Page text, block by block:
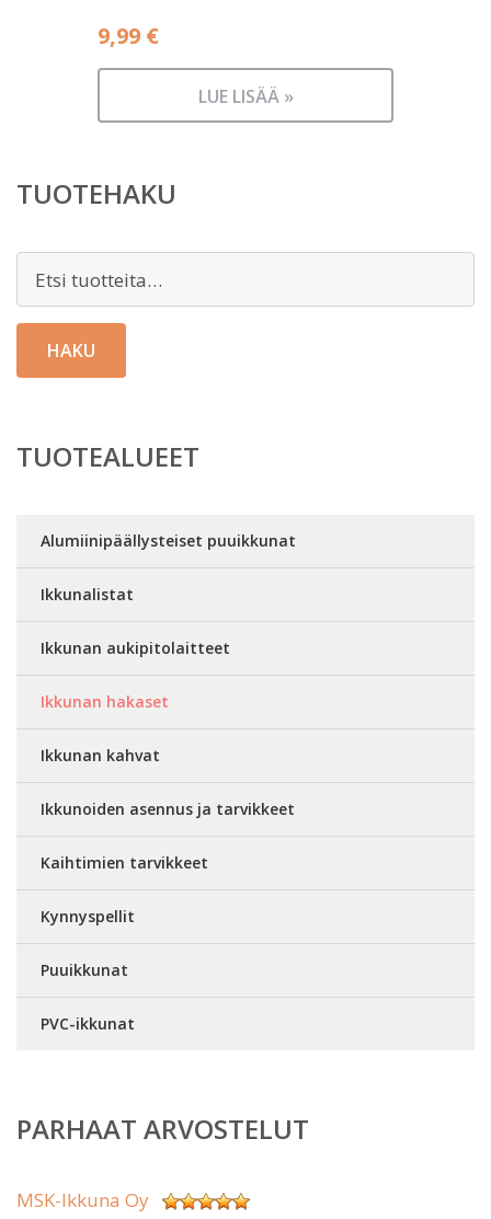
9,99 €
LUE LISÄÄ »
TUOTEHAKU
HAKU
TUOTEALUEET
Alumiinipäällysteiset puuikkunat
Ikkunalistat
Ikkunan aukipitolaitteet
Ikkunan hakaset
Ikkunan kahvat
Ikkunoiden asennus ja tarvikkeet
Kaihtimien tarvikkeet
Kynnyspellit
Puuikkunat
PVC-ikkunat
PARHAAT ARVOSTELUT
MSK-Ikkuna Oy